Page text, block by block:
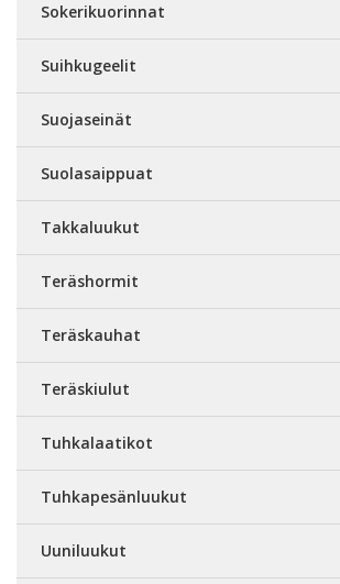
Sokerikuorinnat
Suihkugeelit
Suojaseinät
Suolasaippuat
Takkaluukut
Teräshormit
Teräskauhat
Teräskiulut
Tuhkalaatikot
Tuhkapesänluukut
Uuniluukut